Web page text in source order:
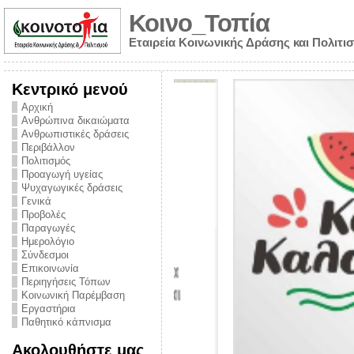
Κοινο_Τοπία
Εταιρεία Κοινωνικής Δράσης και
Κεντρικό μενού
Αρχική
Ανθρώπινα δικαιώματα
Ανθρωπιστικές δράσεις
Περιβάλλον
Πολιτισμός
Προαγωγή υγείας
Ψυχαγωγικές δράσεις
Γενικά
Προβολές
Παραγωγές
Ημερολόγιο
Σύνδεσμοι
Επικοινωνία
Περιηγήσεις Τόπων
Κοινωνική Παρέμβαση
Εργαστήρια
Παθητικό κάπνισμα
Ακολουθήστε μας
από την
την ημέρα
και
στο